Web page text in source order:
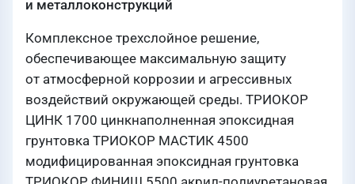
и металлоконструкций
Комплексное трехслойное решение,
обеспечивающее максимальную защиту
от атмосферной коррозии и агрессивных
воздействий окружающей среды. ТРИОКОР
ЦИНК 1700 цинкнаполненная эпоксидная
грунтовка ТРИОКОР МАСТИК 4500
модифицированная эпоксидная грунтовка